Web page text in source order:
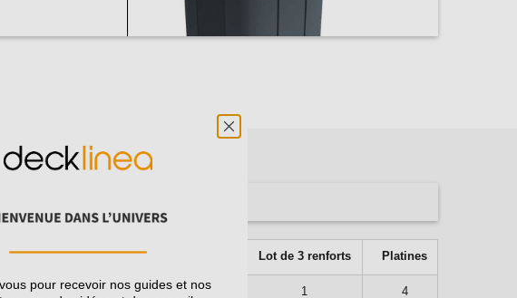
de poteau Lisses haut/bas Lot de 3 renforts Platines
4 6 1 4
pour recevoir nos guides et nos